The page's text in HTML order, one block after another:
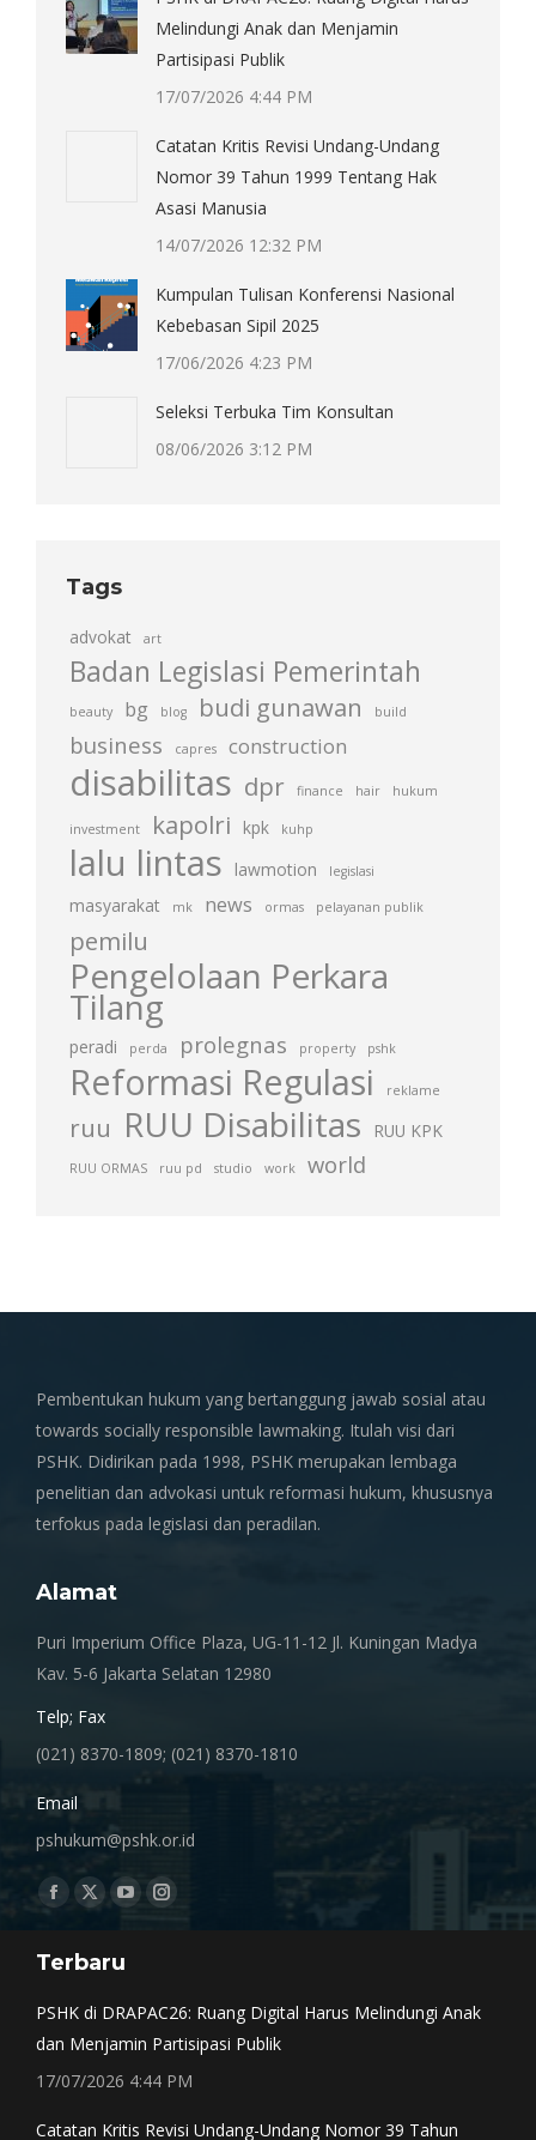
Melindungi Anak dan Menjamin
Partisipasi Publik
17/07/2026 4:44 PM
Catatan Kritis Revisi Undang-Undang
Nomor 39 Tahun 1999 Tentang Hak
Asasi Manusia
14/07/2026 12:32 PM
Kumpulan Tulisan Konferensi Nasional
Kebebasan Sipil 2025
17/06/2026 4:23 PM
Seleksi Terbuka Tim Konsultan
08/06/2026 3:12 PM
Tags
advokat art
Badan Legislasi Pemerintah
beauty bg blog budi gunawan build
business capres construction
disabilitas dpr finance hair hukum
investment kapolri kpk kuhp
lalu lintas lawmotion legislasi
masyarakat mk news ormas pelayanan publik
pemilu
Pengelolaan Perkara
Tilang
peradi perda prolegnas property pshk
Reformasi Regulasi reklame
ruu RUU Disabilitas RUU KPK
RUU ORMAS ruu pd studio work world
Pembentukan hukum yang bertanggung jawab sosial atau
towards socially responsible lawmaking. Itulah visi dari
PSHK. Didirikan pada 1998, PSHK merupakan lembaga
penelitian dan advokasi untuk reformasi hukum, khususnya
terfokus pada legislasi dan peradilan.
Alamat
Puri Imperium Office Plaza, UG-11-12 Jl. Kuningan Madya
Kav. 5-6 Jakarta Selatan 12980
Telp; Fax
(021) 8370-1809; (021) 8370-1810
Email
pshukum@pshk.or.id
Find us on:
Facebook
opens
window
X
opens
window
YouTube
opens
Instagram
window
Terbaru
PSHK di DRAPAC26: Ruang Digital Harus Melindungi Anak
dan Menjamin Partisipasi Publik
17/07/2026 4:44 PM
Catatan Kritis Revisi Undang-Undang Nomor 39 Tahun